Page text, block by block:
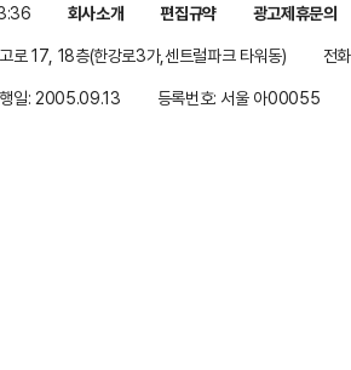
회사소개 편집규약
광고제휴문의
로 17, 18층(한강로3가,센트럴파크 타워동)
전
일: 2005.09.13 등록번호: 서울 아00055